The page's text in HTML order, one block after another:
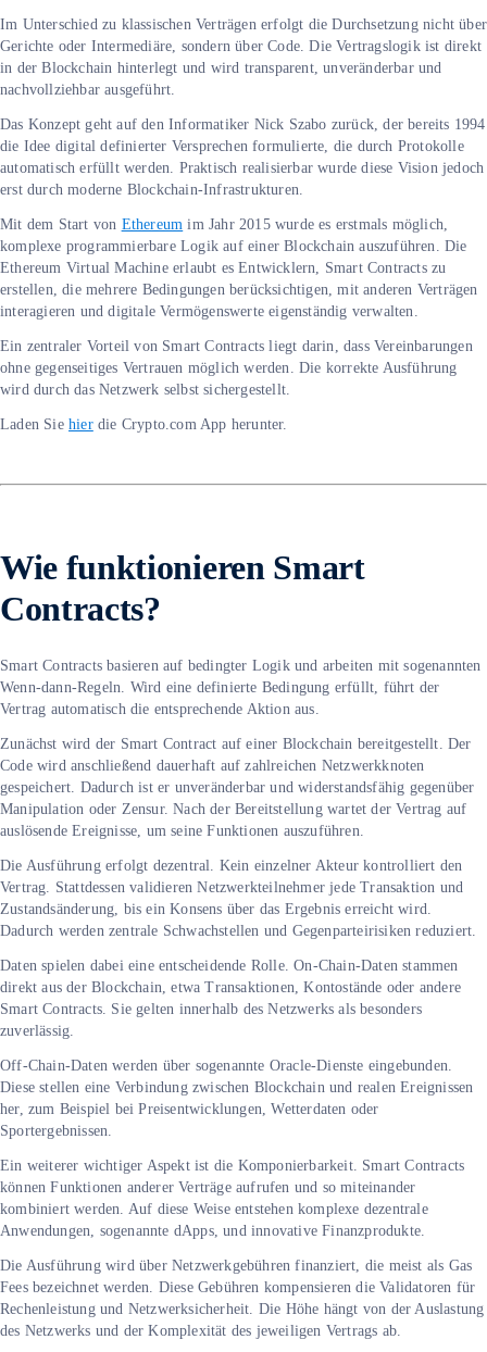
Im Unterschied zu klassischen Verträgen erfolgt die Durchsetzung nicht über
Gerichte oder Intermediäre, sondern über Code. Die Vertragslogik ist direkt
in der Blockchain hinterlegt und wird transparent, unveränderbar und
nachvollziehbar ausgeführt.
Das Konzept geht auf den Informatiker Nick Szabo zurück, der bereits 1994
die Idee digital definierter Versprechen formulierte, die durch Protokolle
automatisch erfüllt werden. Praktisch realisierbar wurde diese Vision jedoch
erst durch moderne Blockchain-Infrastrukturen.
Mit dem Start von Ethereum im Jahr 2015 wurde es erstmals möglich,
komplexe programmierbare Logik auf einer Blockchain auszuführen. Die
Ethereum Virtual Machine erlaubt es Entwicklern, Smart Contracts zu
erstellen, die mehrere Bedingungen berücksichtigen, mit anderen Verträgen
interagieren und digitale Vermögenswerte eigenständig verwalten.
Ein zentraler Vorteil von Smart Contracts liegt darin, dass Vereinbarungen
ohne gegenseitiges Vertrauen möglich werden. Die korrekte Ausführung
wird durch das Netzwerk selbst sichergestellt.
Laden Siehierdie Crypto.com App herunter.
Wie funktionieren Smart
Contracts?
Smart Contracts basieren auf bedingter Logik und arbeiten mit sogenannten
Wenn-dann-Regeln. Wird eine definierte Bedingung erfüllt, führt der
Vertrag automatisch die entsprechende Aktion aus.
Zunächst wird der Smart Contract auf einer Blockchain bereitgestellt. Der
Code wird anschließend dauerhaft auf zahlreichen Netzwerkknoten
gespeichert. Dadurch ist er unveränderbar und widerstandsfähig gegenüber
Manipulation oder Zensur. Nach der Bereitstellung wartet der Vertrag auf
auslösende Ereignisse, um seine Funktionen auszuführen.
Die Ausführung erfolgt dezentral. Kein einzelner Akteur kontrolliert den
Vertrag. Stattdessen validieren Netzwerkteilnehmer jede Transaktion und
Zustandsänderung, bis ein Konsens über das Ergebnis erreicht wird.
Dadurch werden zentrale Schwachstellen und Gegenparteirisiken reduziert.
Daten spielen dabei eine entscheidende Rolle. On-Chain-Daten stammen
direkt aus der Blockchain, etwa Transaktionen, Kontostände oder andere
Smart Contracts. Sie gelten innerhalb des Netzwerks als besonders
zuverlässig.
Off-Chain-Daten werden über sogenannte Oracle-Dienste eingebunden.
Diese stellen eine Verbindung zwischen Blockchain und realen Ereignissen
her, zum Beispiel bei Preisentwicklungen, Wetterdaten oder
Sportergebnissen.
Ein weiterer wichtiger Aspekt ist die Komponierbarkeit. Smart Contracts
können Funktionen anderer Verträge aufrufen und so miteinander
kombiniert werden. Auf diese Weise entstehen komplexe dezentrale
Anwendungen, sogenannte dApps, und innovative Finanzprodukte.
Die Ausführung wird über Netzwerkgebühren finanziert, die meist als Gas
Fees bezeichnet werden. Diese Gebühren kompensieren die Validatoren für
Rechenleistung und Netzwerksicherheit. Die Höhe hängt von der Auslastung
des Netzwerks und der Komplexität des jeweiligen Vertrags ab.